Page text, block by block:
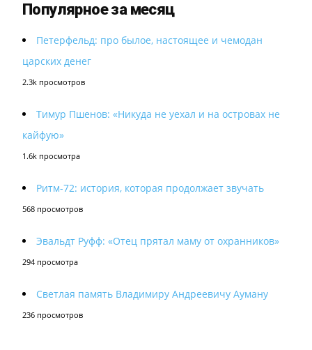
Популярное за месяц
Петерфельд: про былое, настоящее и чемодан
царских денег
2.3k просмотров
Тимур Пшенов: «Никуда не уехал и на островах не
кайфую»
1.6k просмотра
Ритм-72: история, которая продолжает звучать
568 просмотров
Эвальдт Руфф: «Отец прятал маму от охранников»
294 просмотра
Светлая память Владимиру Андреевичу Ауману
236 просмотров